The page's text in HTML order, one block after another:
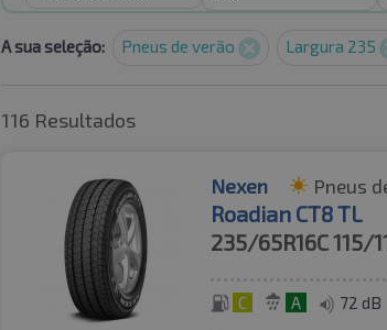
A sua seleção: Pneus de verão Largura 235
116 Resultados
Nexen Pneus
Roadian CT8 TL
235/65R16C115/
C A 72 dB